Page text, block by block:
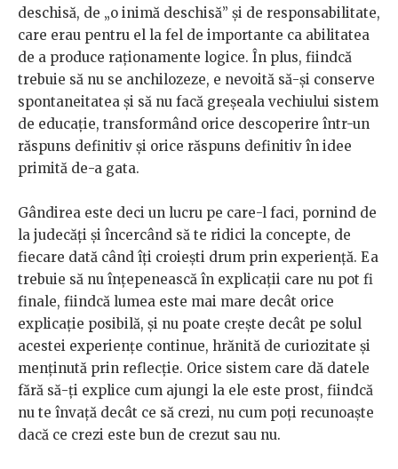
deschisă, de „o inimă deschisă” și de responsabilitate,
care erau pentru el la fel de importante ca abilitatea
de a produce raționamente logice. În plus, fiindcă
trebuie să nu se anchilozeze, e nevoită să-și conserve
spontaneitatea și să nu facă greșeala vechiului sistem
de educație, transformând orice descoperire într-un
răspuns definitiv și orice răspuns definitiv în idee
primită de-a gata.
Gândirea este deci un lucru pe care-l faci, pornind de
la judecăți și încercând să te ridici la concepte, de
fiecare dată când îți croiești drum prin experiență. Ea
trebuie să nu înțepenească în explicații care nu pot fi
finale, fiindcă lumea este mai mare decât orice
explicație posibilă, și nu poate crește decât pe solul
acestei experiențe continue, hrănită de curiozitate și
menținută prin reflecție. Orice sistem care dă datele
fără să-ți explice cum ajungi la ele este prost, fiindcă
nu te învață decât ce să crezi, nu cum poți recunoaște
dacă ce crezi este bun de crezut sau nu.